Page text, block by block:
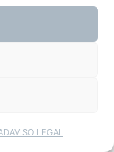
AVISO LEGAL